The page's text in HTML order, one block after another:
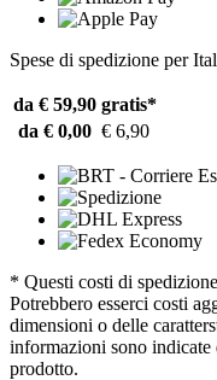
Spese di spedizione per
da € 59,90 gratis*
da € 0,00 € 6,90
* Questi costi di
Potrebbero esserci costi
dimensioni o delle
informazioni sono indicate
prodotto.